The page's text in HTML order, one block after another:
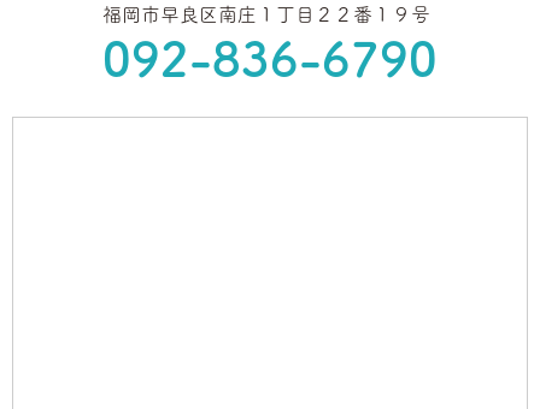
福岡市早良区南庄１丁目２２番１９号
092-836-6790